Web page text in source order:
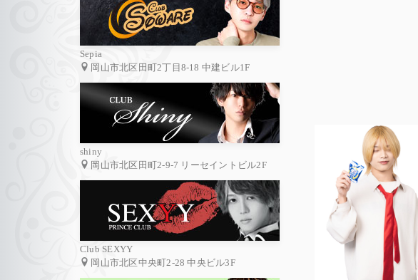
Sepia
岡山市北区田町2丁目8-18 中建ビル1F
shiny
岡山市北区田町2-9-7 リーセイントビル2F
Club SEXYY
岡山市北区中央町2-28 中央ビル3F